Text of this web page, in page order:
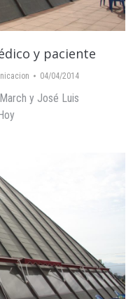
y paciente
04/04/2014
y José Luis